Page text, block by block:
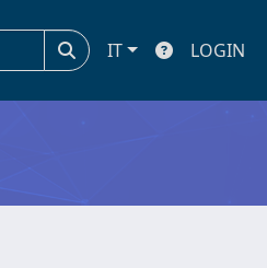
IT LOGIN